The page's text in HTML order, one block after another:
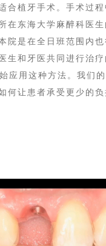
合植⽛⼿术。⼿术过
在东海⼤学⿇醉科医
院是在全⽇班范围内也
⽣和⽛医共同进⾏治疗
应⽤这种⽅法。我们
何让患者承受更少的